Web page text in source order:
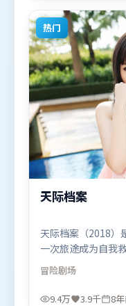
材的观众观看。
热门
天际档案
天际档案（2018）
一次旅途成为自我
彼此呼应。叙事线
束。由克里斯托弗
烊千玺、阿米尔·
冒险剧场
9.4万 3.9千 8